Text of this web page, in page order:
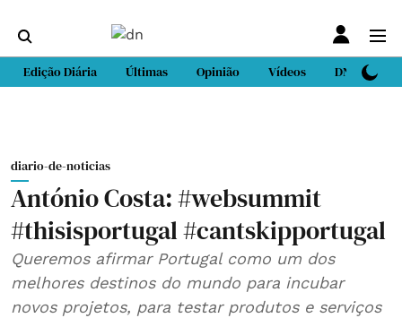
Edição Diária Últimas Opinião Vídeos DN Sport
diario-de-noticias
António Costa: #websummit
#thisisportugal #cantskipportugal
Queremos afirmar Portugal como um dos
melhores destinos do mundo para incubar
novos projetos, para testar produtos e serviços